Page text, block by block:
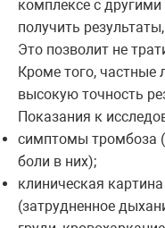
комплексе с
получить
Это позволит не
Кроме того, частные
высокую точность
Показания к
симптомы тромбоза
боли в них);
клиническая
(затрудненное